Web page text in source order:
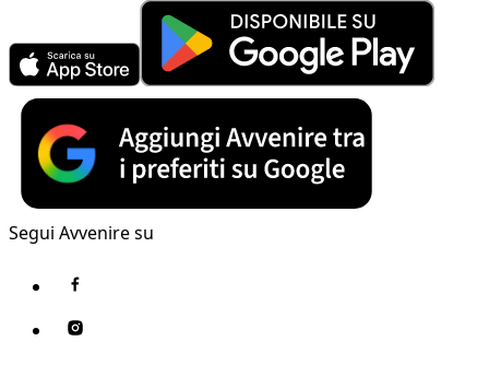
Segui Avvenire su